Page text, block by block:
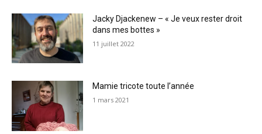
Jacky Djackenew – « Je veux rester droit
dans mes bottes »
11 juillet 2022
Mamie tricote toute l’année
1 mars 2021